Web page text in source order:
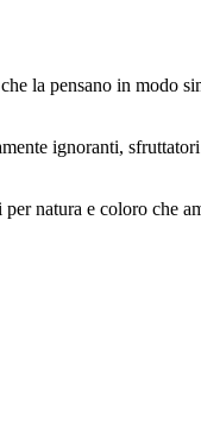
la pensano in modo
ignoranti,
natura e coloro che